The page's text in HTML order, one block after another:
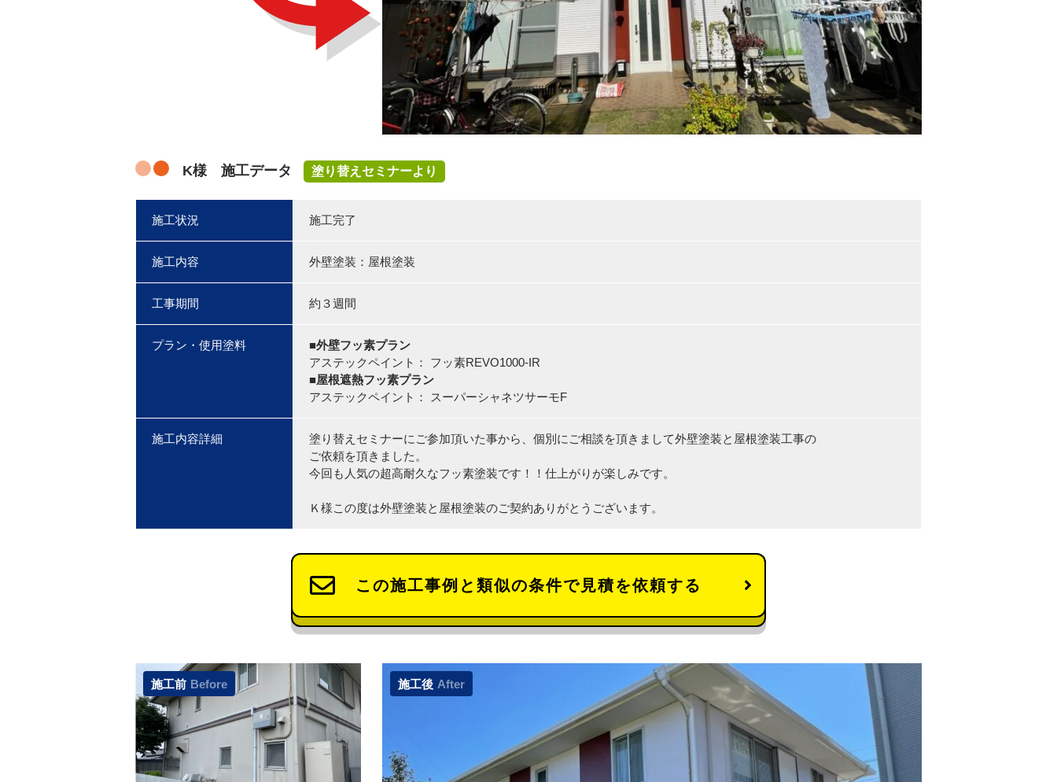
K様 施工データ 塗り替えセミナーより
施工状況 施工完了
施工内容 外壁塗装：屋根塗装
工事期間 約３週間
プラン・使用塗料
■外壁フッ素プラン
アステックペイント： フッ素REVO1000-IR
■屋根遮熱フッ素プラン
アステックペイント： スーパーシャネツサーモF
施工内容詳細
塗り替えセミナーにご参加頂いた事から、個別にご相談を頂きまして外壁塗装と屋根塗装工事の
ご依頼を頂きました。
今回も人気の超高耐久なフッ素塗装です！！仕上がりが楽しみです。
Ｋ様この度は外壁塗装と屋根塗装のご契約ありがとうございます。
この施工事例と類似の条件で見積を依頼する
施工前 Before 施工後 After